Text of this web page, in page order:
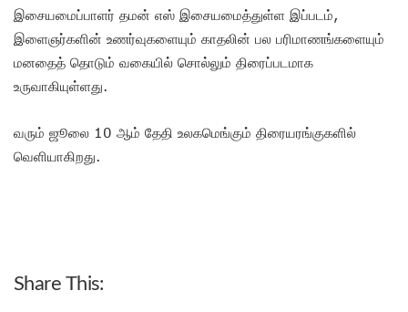
இசையமைப்பாளர் தமன் எஸ் இசையமைத்துள்ள இப்படம்,
இளைஞர்களின் உணர்வுகளையும் காதலின் பல பரிமாணங்களையும்
மனதைத் தொடும் வகையில் சொல்லும் திரைப்படமாக
உருவாகியுள்ளது.
வரும் ஜூலை 10 ஆம் தேதி உலகமெங்கும் திரையரங்குகளில்
வெளியாகிறது.
Share This: